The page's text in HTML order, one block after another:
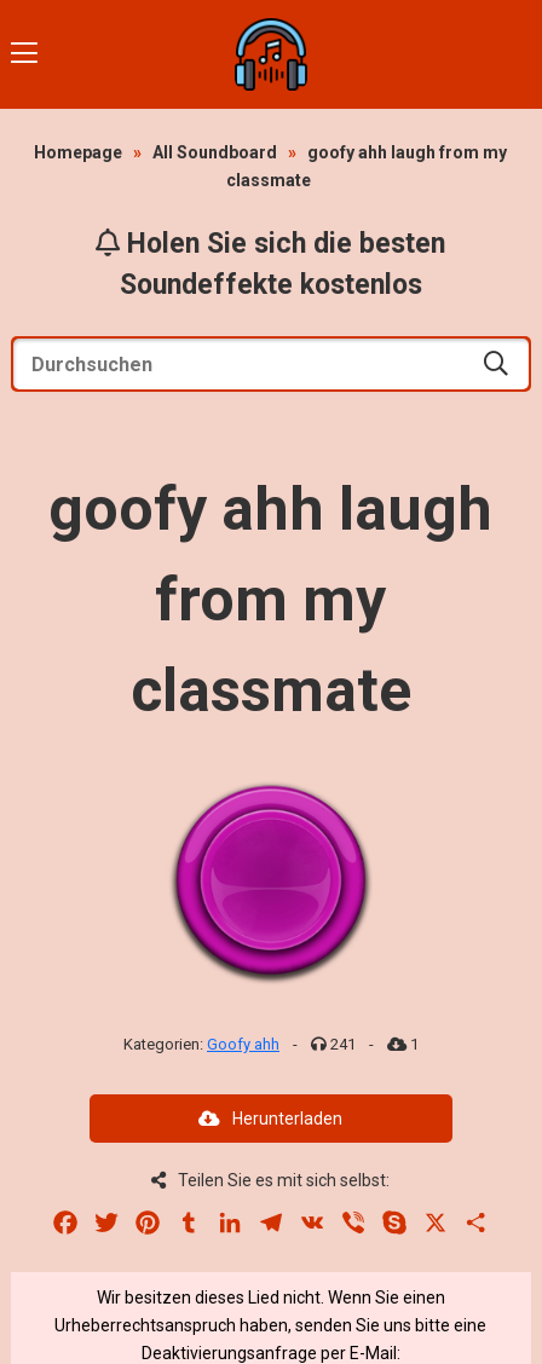
Homepage » All Soundboard »
goofy ahh laugh from my
classmate
Holen Sie sich die besten
Soundeffekte kostenlos
goofy ahh laugh
from my
classmate
Kategorien: Goofy ahh - 241 - 1
Herunterladen
Teilen Sie es mit sich selbst:
Facebook
Twitter PinterestTumblrLinkedInTelegram
VK Viber Skype
Wir besitzen dieses Lied nicht. Wenn Sie einen
Urheberrechtsanspruch haben, senden Sie uns bitte eine
Deaktivierungsanfrage per E-Mail: